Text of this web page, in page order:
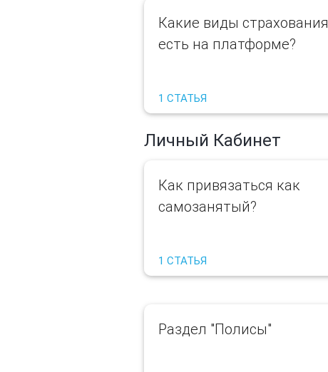
Какие виды страхования
есть на платформе?
1 СТАТЬЯ
Личный Кабинет
Как привязаться как
самозанятый?
1 СТАТЬЯ
Раздел "Полисы"